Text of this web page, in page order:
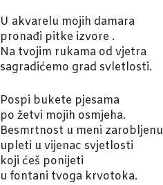
U akvarelu mojih damara
pronađi pitke izvore .
Na tvojim rukama od vjetra
sagradićemo grad svletlosti.
Pospi bukete pjesama
po žetvi mojih osmjeha.
Besmrtnost u meni zarobljenu
upleti u vijenac svjetlosti
koji ćeš ponijeti
u fontani tvoga krvotoka.